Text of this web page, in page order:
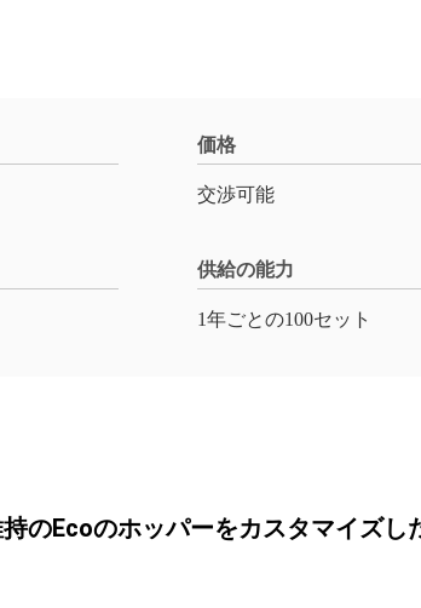
価格
交渉可能
供給の能力
1年ごとの100セット
のEcoのホッパーをカスタマイズし